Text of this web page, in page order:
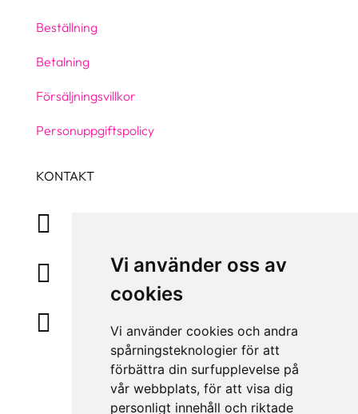
Vi använder oss av
cookies
Vi använder cookies och andra
spårningsteknologier för att
förbättra din surfupplevelse på
vår webbplats, för att visa dig
personligt innehåll och riktade
Beställning
Betalning
Försäljningsvillkor
Personuppgiftspolicy
KONTAKT

 info@accessiq.se
